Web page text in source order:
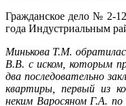
Гражданское дело № 2-
года Индустриальным
Минькова Т.М.
В.В. с иском, которым
два последовательно
квартиры, первый из
неким Варосяном Г.А.